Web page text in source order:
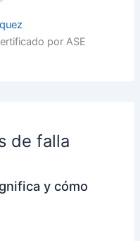
por ASE
de falla
y cómo